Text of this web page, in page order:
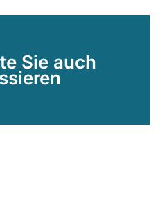
Sie auch